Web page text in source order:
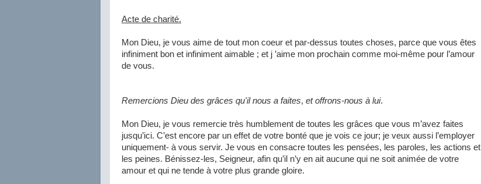
Acte de charité.
Mon Dieu, je vous aime de tout mon coeur et par-dessus toutes choses, parce que vous êtes
infiniment bon et infiniment aimable ; et j ’aime mon prochain comme moi-même pour l’amour
de vous.
Remercions Dieu des grâces qu'il nous a faites, et offrons-nous à lui.
Mon Dieu, je vous remercie très humblement de toutes les grâces que vous m’avez faites
jusqu’ici. C’est encore par un effet de votre bonté que je vois ce jour; je veux aussi l’employer
uniquement- à vous servir. Je vous en consacre toutes les pensées, les paroles, les actions et
les peines. Bénissez-les, Seigneur, afin qu’il n’y en ait aucune qui ne soit animée de votre
amour et qui ne tende à votre plus grande gloire.